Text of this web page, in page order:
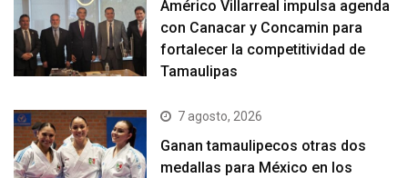
Américo Villarreal impulsa agenda
con Canacar y Concamin para
fortalecer la competitividad de
Tamaulipas
7 agosto, 2026
Ganan tamaulipecos otras dos
medallas para México en los